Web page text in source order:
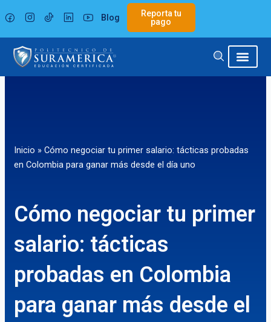
al
contenido
Blog
Reporta tu
pago
Inicio » Cómo negociar tu primer salario: tácticas probadas
en Colombia para ganar más desde el día uno
Cómo negociar tu primer
salario: tácticas
probadas en Colombia
para ganar más desde el